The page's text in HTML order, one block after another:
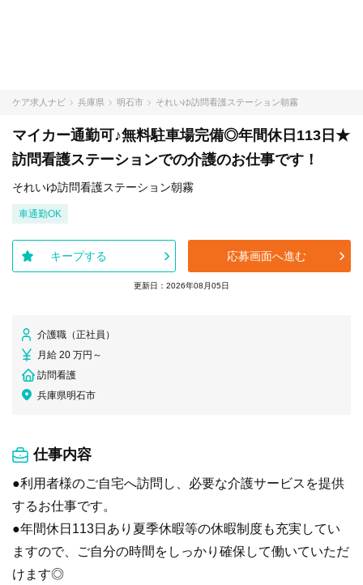
ケア求人ナビ 兵庫県 明石市 それいゆ訪問看護ステーション朝霧
マイカー通勤可♪無料駐車場完備◎年間休日113日★
訪問看護ステーションでの介護のお仕事です！
それいゆ訪問看護ステーション朝霧
車通勤OK
キープする 応募画面へ進む
更新日：2026年08月05日
介護職（正社員）
月給 20 万円～
訪問看護
兵庫県明石市
仕事内容
●利用者様のご自宅へ訪問し、必要な介護サービスを提供
するお仕事です。
●年間休日113日あり夏季休暇等の休暇制度も充実してい
ますので、ご自分の時間をしっかり確保して働いていただ
けます◎